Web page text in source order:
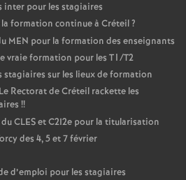
pour les stagiaires
la formation continue à Créteil?
MEN pour la formation des enseignants
vraie formation pour les T1/T2
stagiaires sur les lieux de formation
Rectorat de Créteil rackette les
!!
CLESet C2I2e pour la titularisation
des 4, 5 et 7 février
d’emploi pour les stagiaires